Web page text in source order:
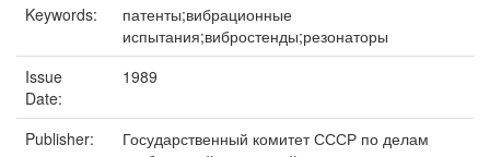
Keywords:
патенты;вибрационные
испытания;вибростенды;резонаторы
Issue
Date:
1989
Publisher:
Государственный комитет СССР по делам